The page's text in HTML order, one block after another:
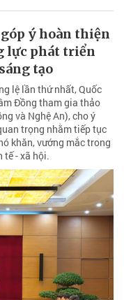
ý hoàn thiện
lực phát triển
tạo
lệ lần thứ nhất, Quốc
Đồng tham gia thảo
và Nghệ An), cho ý
trọng nhằm tiếp tục
khăn, vướng mắc trong
tế - xã hội.